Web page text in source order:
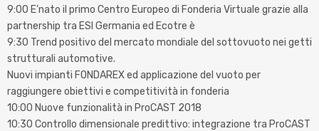
9:00 E’nato il primo Centro Europeo di Fonderia Virtuale grazie alla
partnership tra ESI Germania ed Ecotre è
9:30 Trend positivo del mercato mondiale del sottovuoto nei getti
strutturali automotive.
Nuovi impianti FONDAREX ed applicazione del vuoto per
raggiungere obiettivi e competitività in fonderia
10:00 Nuove funzionalità in ProCAST 2018
10:30 Controllo dimensionale predittivo: integrazione tra ProCAST